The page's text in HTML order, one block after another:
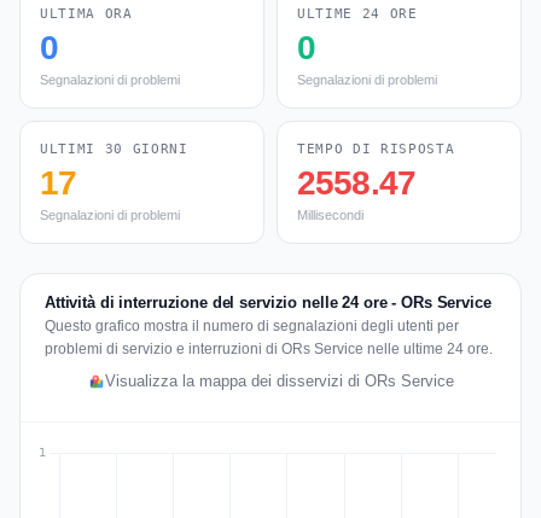
ULTIMA ORA
0
Segnalazioni di problemi
ULTIME 24 ORE
0
Segnalazioni di problemi
ULTIMI 30 GIORNI
17
Segnalazioni di problemi
TEMPO DI RISPOSTA
2558.47
Millisecondi
Attività di interruzione del servizio nelle 24 ore - ORs Service
Questo grafico mostra il numero di segnalazioni degli utenti per
problemi di servizio e interruzioni di ORs Service nelle ultime 24 ore.
Visualizza la mappa dei disservizi di ORs Service